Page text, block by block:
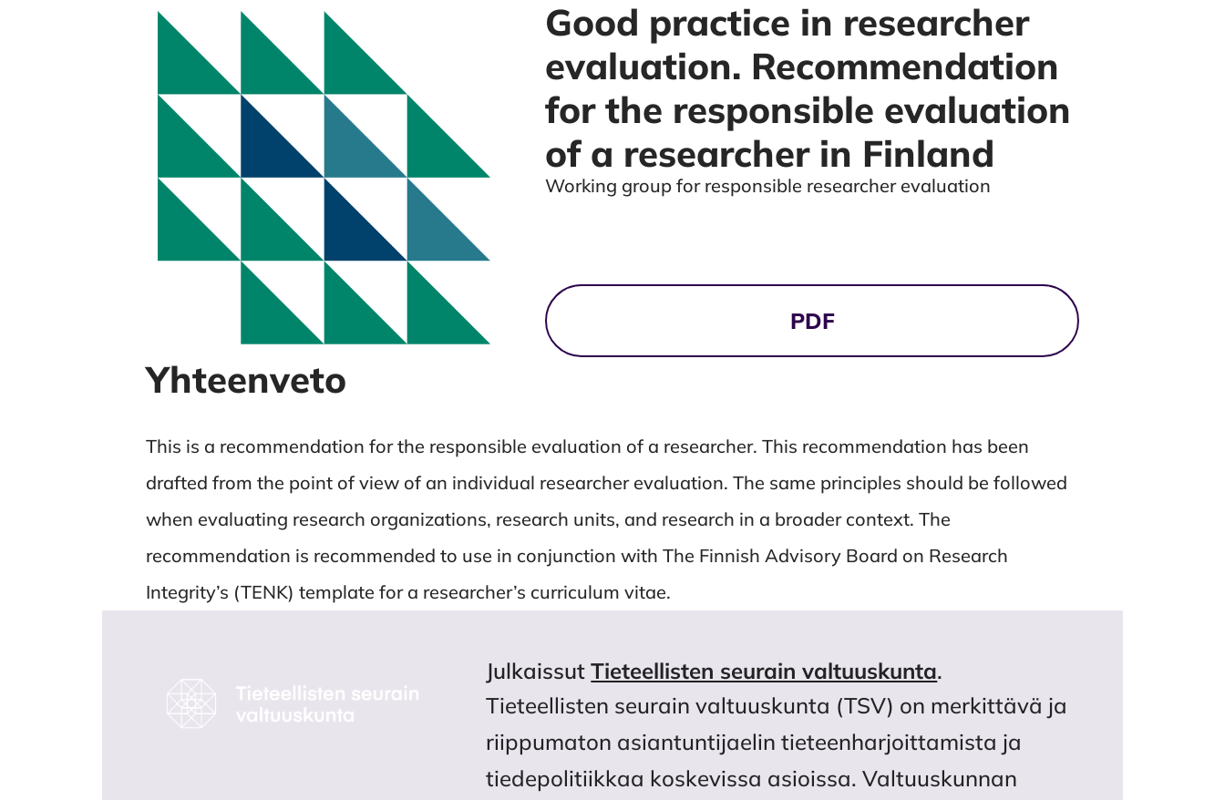
Good practice in researcher
evaluation. Recommendation
for the responsible evaluation
of a researcher in Finland
Working group for responsible researcher evaluation
Tiedostolataukset
PDF
Yhteenveto
This is a recommendation for the responsible evaluation of a researcher. This recommendation has been
drafted from the point of view of an individual researcher evaluation. The same principles should be followed
when evaluating research organizations, research units, and research in a broader context. The
recommendation is recommended to use in conjunction with The Finnish Advisory Board on Research
Integrity’s (TENK) template for a researcher’s curriculum vitae.
JulkaissutTieteellisten seurain valtuuskunta.
Tieteellisten seurain valtuuskunta (TSV) on merkittävä ja
riippumaton asiantuntijaelin tieteenharjoittamista ja
tiedepolitiikkaa koskevissa asioissa. Valtuuskunnan